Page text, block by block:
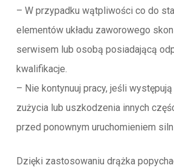
– W przypadku wątpliwości co do
elementów układu zaworowego
serwisem lub osobą posiadającą
kwalifikacje.
– Nie kontynuuj pracy, jeśli
zużycia lub uszkodzenia innych
przed ponownym uruchomieniem
Dzięki zastosowaniu drążka